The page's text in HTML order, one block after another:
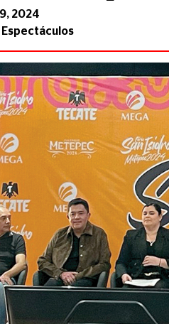
2024
Espectáculos